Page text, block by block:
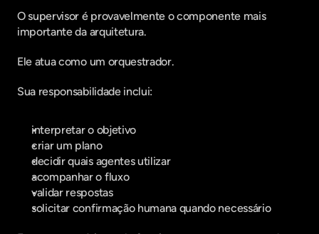
O supervisor é provavelmente o componente mais
importante da arquitetura.
Ele atua como um orquestrador.
Sua responsabilidade inclui:
interpretar o objetivo
criar um plano
decidir quais agentes utilizar
acompanhar o fluxo
validar respostas
solicitar confirmação humana quando necessário